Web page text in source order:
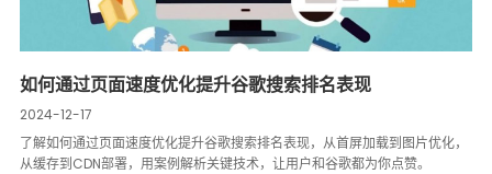
如何通过页面速度优化提升谷歌搜索排名表现
2024-12-17
了解如何通过页面速度优化提升谷歌搜索排名表现，从首屏加载到图片优化，
从缓存到CDN部署，用案例解析关键技术，让用户和谷歌都为你点赞。